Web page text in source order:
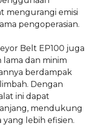
mengurangi emisi
pengoperasian.
Belt EP100 juga
lama dan minim
berdampak
Dengan
ini dapat
mendukung
lebih efisien.